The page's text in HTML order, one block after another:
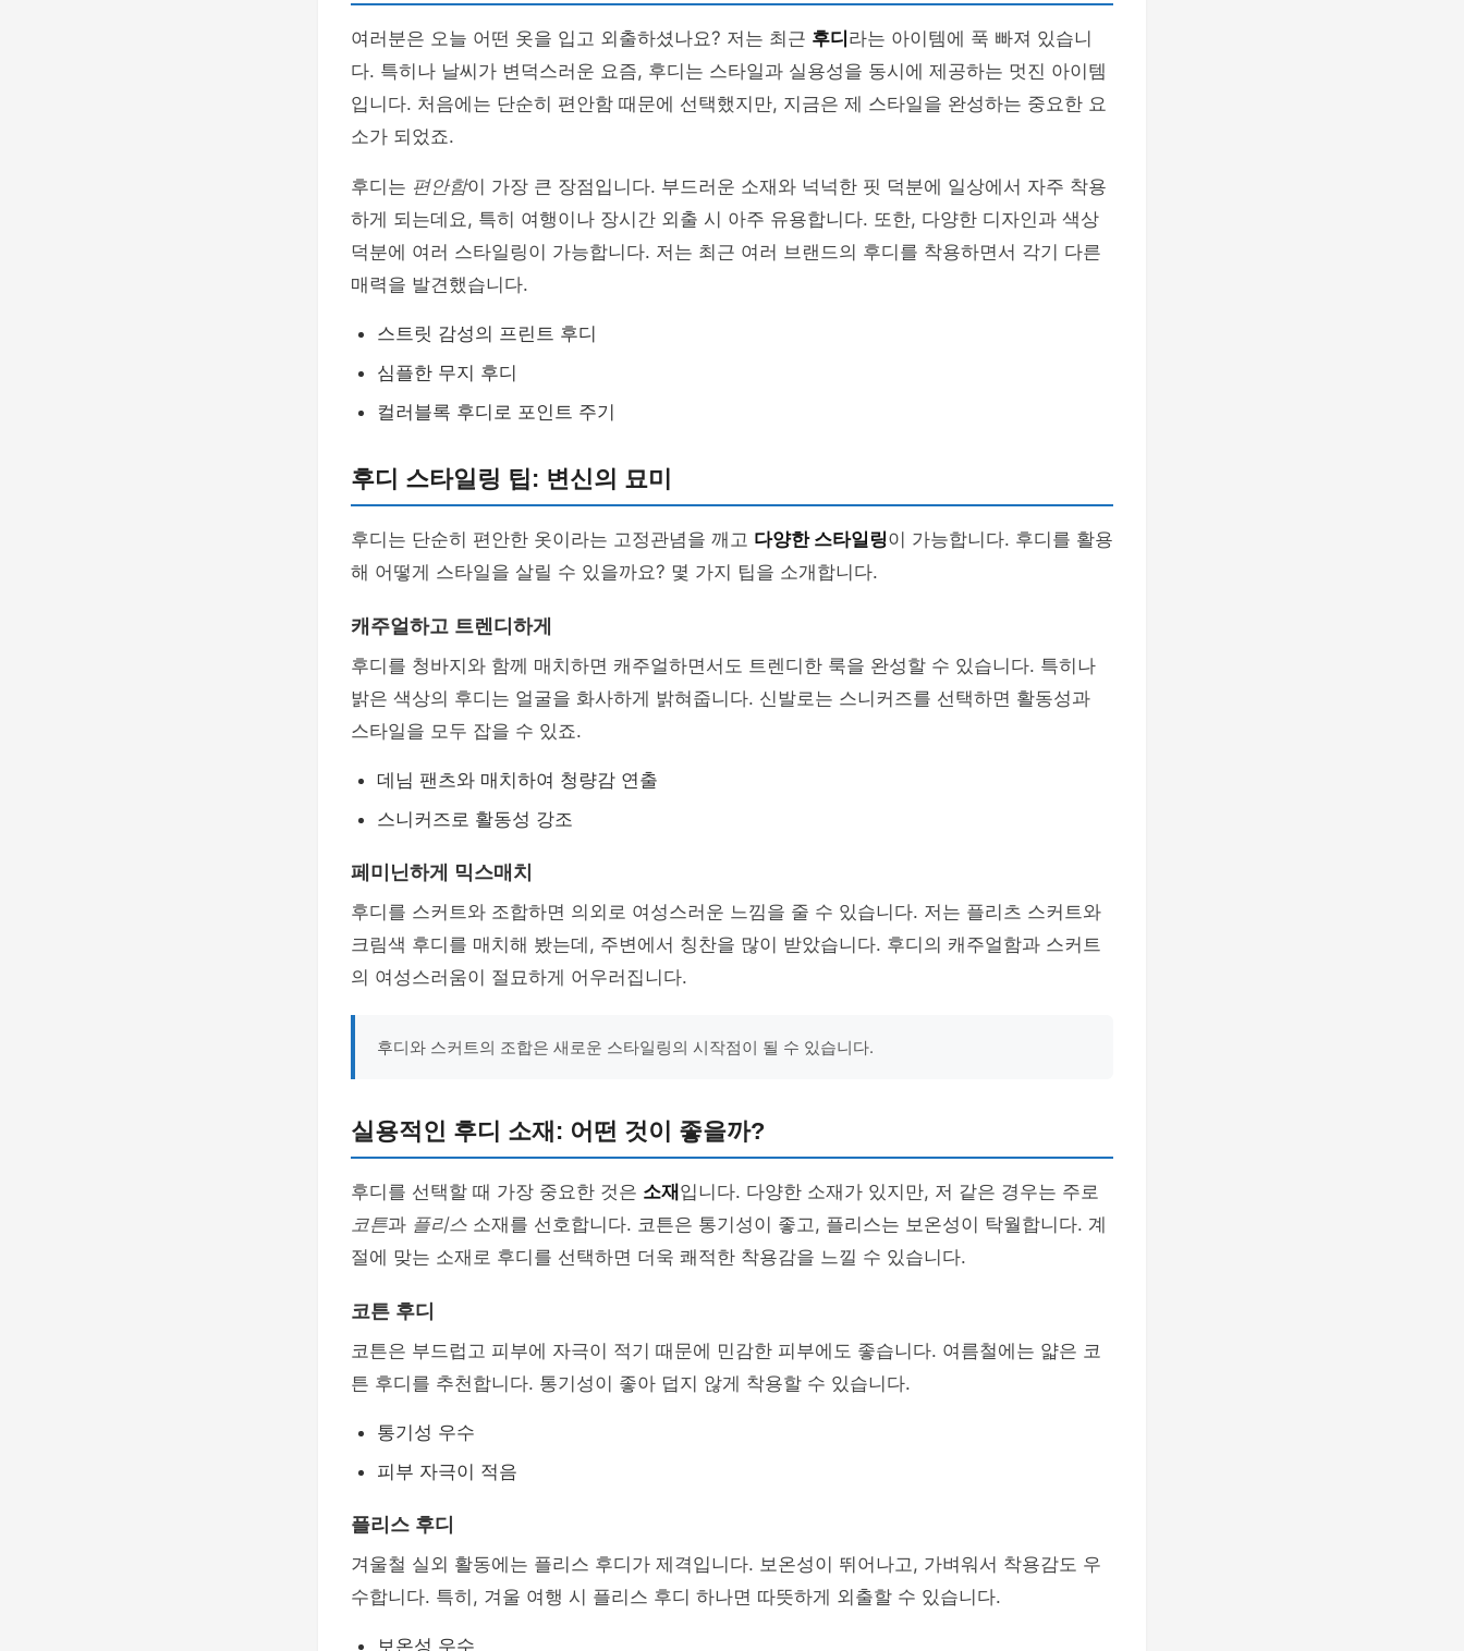
여러분은 오늘 어떤 옷을 입고 외출하셨나요? 저는 최근 후디 라는 아이템에 푹 빠져 있습니
다. 특히나 날씨가 변덕스러운 요즘, 후디는 스타일과 실용성을 동시에 제공하는 멋진 아이템
입니다. 처음에는 단순히 편안함 때문에 선택했지만, 지금은 제 스타일을 완성하는 중요한 요
소가 되었죠.
후디는 편안함이 가장 큰 장점입니다. 부드러운 소재와 넉넉한 핏 덕분에 일상에서 자주 착용
하게 되는데요, 특히 여행이나 장시간 외출 시 아주 유용합니다. 또한, 다양한 디자인과 색상
덕분에 여러 스타일링이 가능합니다. 저는 최근 여러 브랜드의 후디를 착용하면서 각기 다른
매력을 발견했습니다.
스트릿 감성의 프린트 후디
심플한 무지 후디
컬러블록 후디로 포인트 주기
후디 스타일링 팁: 변신의 묘미
후디는 단순히 편안한 옷이라는 고정관념을 깨고 다양한 스타일링이 가능합니다. 후디를 활용
해 어떻게 스타일을 살릴 수 있을까요? 몇 가지 팁을 소개합니다.
캐주얼하고 트렌디하게
후디를 청바지와 함께 매치하면 캐주얼하면서도 트렌디한 룩을 완성할 수 있습니다. 특히나
밝은 색상의 후디는 얼굴을 화사하게 밝혀줍니다. 신발로는 스니커즈를 선택하면 활동성과
스타일을 모두 잡을 수 있죠.
데님 팬츠와 매치하여 청량감 연출
스니커즈로 활동성 강조
페미닌하게 믹스매치
후디를 스커트와 조합하면 의외로 여성스러운 느낌을 줄 수 있습니다. 저는 플리츠 스커트와
크림색 후디를 매치해 봤는데, 주변에서 칭찬을 많이 받았습니다. 후디의 캐주얼함과 스커트
의 여성스러움이 절묘하게 어우러집니다.
후디와 스커트의 조합은 새로운 스타일링의 시작점이 될 수 있습니다.
실용적인 후디 소재: 어떤 것이 좋을까?
후디를 선택할 때 가장 중요한 것은 소재 입니다. 다양한 소재가 있지만, 저 같은 경우는 주로
코튼과 플리스 소재를 선호합니다. 코튼은 통기성이 좋고, 플리스는 보온성이 탁월합니다. 계
절에 맞는 소재로 후디를 선택하면 더욱 쾌적한 착용감을 느낄 수 있습니다.
코튼 후디
코튼은 부드럽고 피부에 자극이 적기 때문에 민감한 피부에도 좋습니다. 여름철에는 얇은 코
튼 후디를 추천합니다. 통기성이 좋아 덥지 않게 착용할 수 있습니다.
통기성 우수
피부 자극이 적음
플리스 후디
겨울철 실외 활동에는 플리스 후디가 제격입니다. 보온성이 뛰어나고, 가벼워서 착용감도 우
수합니다. 특히, 겨울 여행 시 플리스 후디 하나면 따뜻하게 외출할 수 있습니다.
보온성 우수